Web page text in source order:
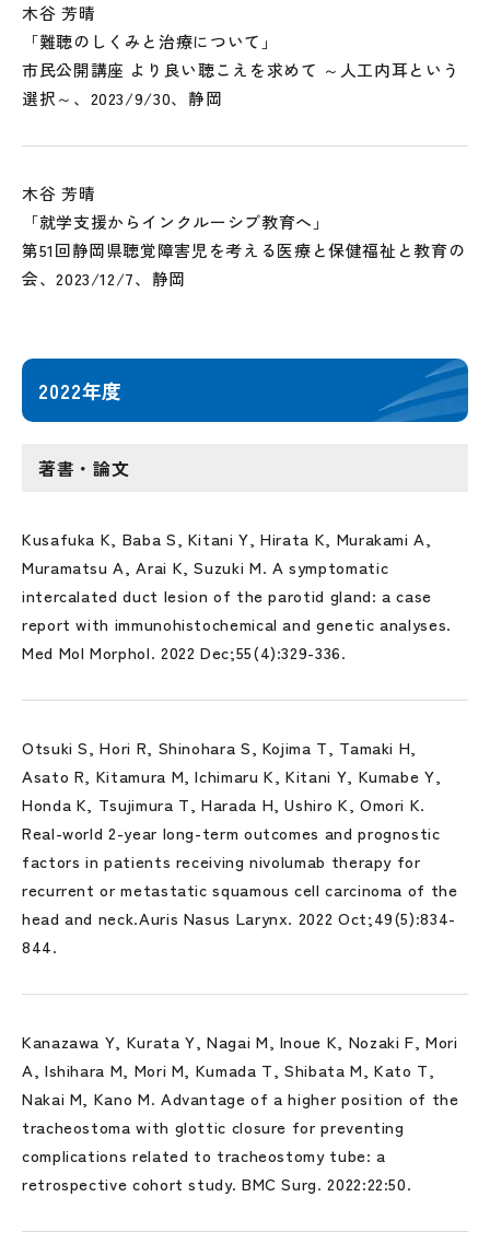
木谷 芳晴
「難聴のしくみと治療について」
市民公開講座 より良い聴こえを求めて ～人工内耳という
選択～、2023/9/30、静岡
木谷 芳晴
「就学支援からインクルーシブ教育へ」
第51回静岡県聴覚障害児を考える医療と保健福祉と教育の
会、2023/12/7、静岡
2022年度
著書・論文
Kusafuka K, Baba S, Kitani Y, Hirata K, Murakami A,
Muramatsu A, Arai K, Suzuki M. A symptomatic
intercalated duct lesion of the parotid gland: a case
report with immunohistochemical and genetic analyses.
Med Mol Morphol. 2022 Dec;55(4):329-336.
Otsuki S, Hori R, Shinohara S, Kojima T, Tamaki H,
Asato R, Kitamura M, Ichimaru K, Kitani Y, Kumabe Y,
Honda K, Tsujimura T, Harada H, Ushiro K, Omori K.
Real-world 2-year long-term outcomes and prognostic
factors in patients receiving nivolumab therapy for
recurrent or metastatic squamous cell carcinoma of the
head and neck.Auris Nasus Larynx. 2022 Oct;49(5):834-
844.
Kanazawa Y, Kurata Y, Nagai M, Inoue K, Nozaki F, Mori
A, Ishihara M, Mori M, Kumada T, Shibata M, Kato T,
Nakai M, Kano M. Advantage of a higher position of the
tracheostoma with glottic closure for preventing
complications related to tracheostomy tube: a
retrospective cohort study. BMC Surg. 2022:22:50.